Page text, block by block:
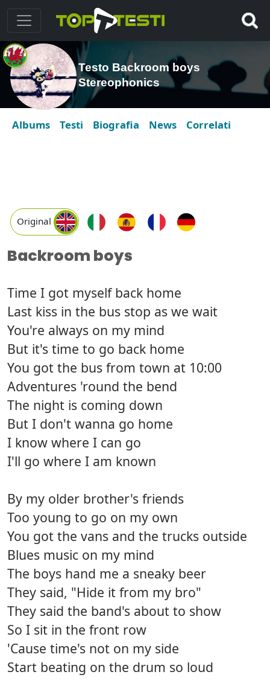
Testo Backroom boys
Stereophonics
Albums Testi Biografia News Correlati
Original
Backroom boys
Time I got myself back home
Last kiss in the bus stop as we wait
You're always on my mind
But it's time to go back home
You got the bus from town at 10:00
Adventures 'round the bend
The night is coming down
But I don't wanna go home
I know where I can go
I'll go where I am known
By my older brother's friends
Too young to go on my own
You got the vans and the trucks outside
Blues music on my mind
The boys hand me a sneaky beer
They said, "Hide it from my bro"
They said the band's about to show
So I sit in the front row
'Cause time's not on my side
Start beating on the drum so loud